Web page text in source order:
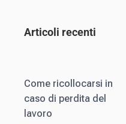
Articoli recenti
Come ricollocarsi in
caso di perdita del
lavoro